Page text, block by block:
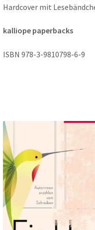
Hardcover mit
kalliope paperbacks
ISBN 978-3-9810798-6-9